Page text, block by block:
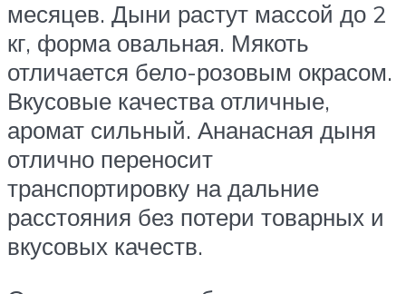
месяцев. Дыни растут массой до 2
кг, форма овальная. Мякоть
отличается бело-розовым окрасом.
Вкусовые качества отличные,
аромат сильный. Ананасная дыня
отлично переносит
транспортировку на дальние
расстояния без потери товарных и
вкусовых качеств.